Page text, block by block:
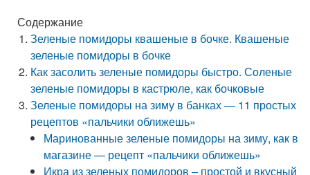
Содержание
Зеленые помидоры квашеные в бочке. Квашеные
зеленые помидоры в бочке
Как засолить зеленые помидоры быстро. Соленые
зеленые помидоры в кастрюле, как бочковые
Зеленые помидоры на зиму в банках — 11 простых
рецептов «пальчики оближешь»
Маринованные зеленые помидоры на зиму, как в
магазине — рецепт «пальчики оближешь»
Икра из зеленых помидоров – простой и вкусный